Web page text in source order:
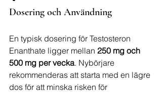
Dosering och Användning
En typisk dosering för Testosteron
Enanthate ligger mellan 250 mg och
500 mg per vecka. Nybörjare
rekommenderas att starta med en lägre
dos för att minska risken för